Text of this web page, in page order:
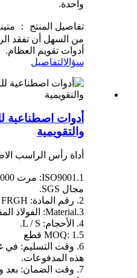
واحدة.
تفاصيل المنتج ：
من السهل أن تفقد
أدوات تقويم العظام.
سؤالالتفاصيل
أدوات اصطناعية
والتقويمية
أداة رأس الراسب
مجال SGS.
2. رقم المادة: FRGH
3.Material: الفولاذ المقاوم للصدأ
4. الأحجام: L / S.
5.MOQ: 1 قطع
هذه المدفوعات.
7. وقت الضمان: بعد